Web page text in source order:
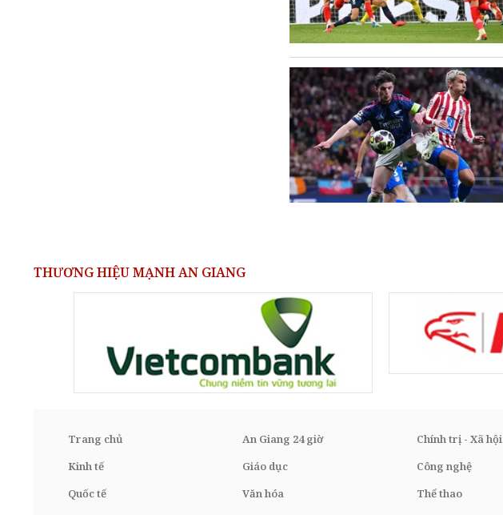
THƯƠNG HIỆU MẠNH AN GIANG
Trang chủ An Giang 24 giờ Chính trị - Xã hội
Kinh tế
Giáo dục Công nghệ
Quốc tế
Văn hóa Thể thao